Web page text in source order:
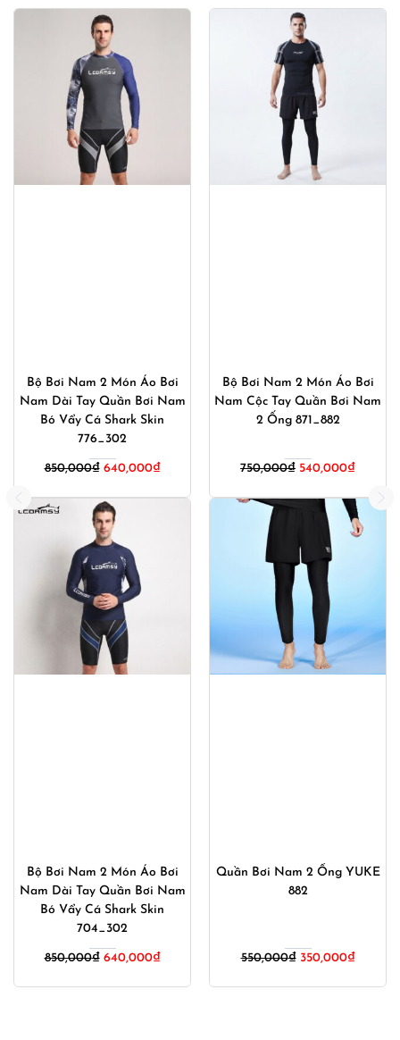
Bộ Bơi Nam 2 Món Áo Bơi
Nam Dài Tay Quần Bơi Nam
Bó Vẩy Cá Shark Skin
776_302
850,000₫ 640,000₫
Bộ Bơi Nam 2 Món Áo Bơi
Nam Dài Tay Quần Bơi Nam
Bó Vẩy Cá Shark Skin
704_302
850,000₫ 640,000₫
Bộ Bơi Nam 2 Món Áo Bơi
Nam Cộc Tay Quần Bơi Nam
2 Ống 871_882
750,000₫ Giá
750,000₫.
540,000₫Giá
tại
là:
Quần Bơi Nam 2 Ống YUKE
882
550,000₫ Giá
350,000₫Giá